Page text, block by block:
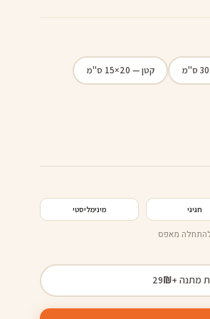
קטן — 20×15 ס"מ
שם
חגיגי שם העסק
050-0000000
www.site.co.il
מינימליסטי
להתחלה מאפס
מתנה +₪
29